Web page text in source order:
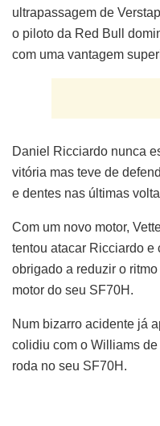
ultrapassagem de
o piloto da Red Bull
com uma vantagem
Daniel Ricciardo nunca
vitória mas teve de
e dentes nas últimas
Com um novo motor,
tentou atacar Ricciardo e
obrigado a reduzir o
motor do seu SF70H.
Num bizarro acidente já
colidiu com o Williams
roda no seu SF70H.